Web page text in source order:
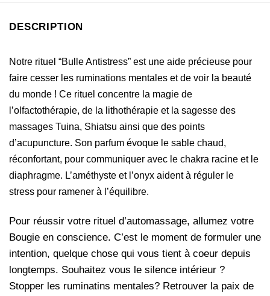
DESCRIPTION
Notre rituel “Bulle Antistress” est une aide précieuse pour
faire cesser les ruminations mentales et de voir la beauté
du monde ! Ce rituel concentre la magie de
l’olfactothérapie, de la lithothérapie et la sagesse des
massages Tuina, Shiatsu ainsi que des points
d’acupuncture. Son parfum évoque le sable chaud,
réconfortant, pour communiquer avec le chakra racine et le
diaphragme. L’améthyste et l’onyx aident à réguler le
stress pour ramener à l’équilibre.
Pour réussir votre rituel d’automassage, allumez votre
Bougie en conscience. C’est le moment de formuler une
intention, quelque chose qui vous tient à coeur depuis
longtemps. Souhaitez vous le silence intérieur ?
Stopper les ruminatins mentales? Retrouver la paix de